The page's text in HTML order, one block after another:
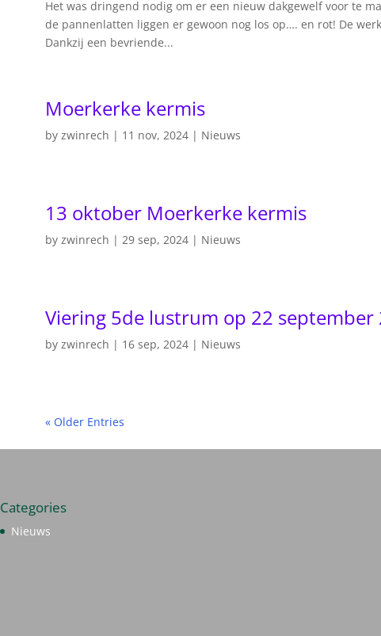
Het was dringend nodig om er een nieuw dakgewelf voor te
de pannenlatten liggen er gewoon nog los op…. en rot! De
Dankzij een bevriende...
Moerkerke kermis
by zwinrech | 11 nov, 2024| Nieuws
13 oktober Moerkerke kermis
by zwinrech | 29 sep, 2024| Nieuws
Viering 5de lustrum op 22 september
by zwinrech | 16 sep, 2024| Nieuws
« Older Entries
Categories
Nieuws